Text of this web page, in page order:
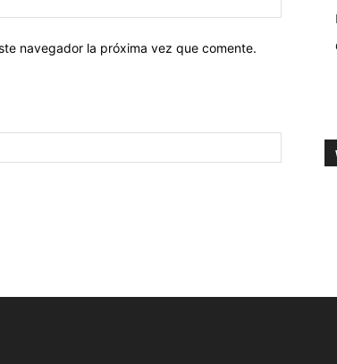
navegador la próxima vez que comente.